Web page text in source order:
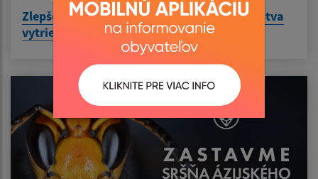
Zlepšenie efektivity zberu a zvýšenie množstva
vytriedených odpadov v obci Bušince